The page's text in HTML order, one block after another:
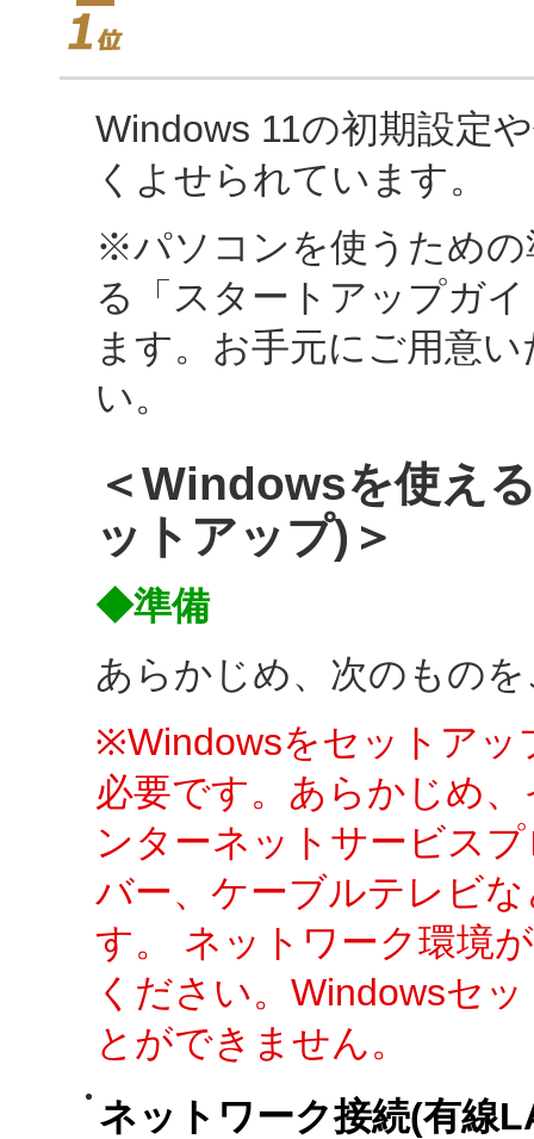
Windows 11の初期設定
くよせられています。
※パソコンを使うため
る「スタートアップガ
ます。お手元にご用意
い。
＜Windowsを使え
ットアップ)＞
◆準備
あらかじめ、次のもの
※Windowsをセットアッ
必要です。あらかじめ
ンターネットサービス
バー、ケーブルテレビ
す。 ネットワーク環境
ください。Windowsセ
とができません。
ネットワーク接続(有線